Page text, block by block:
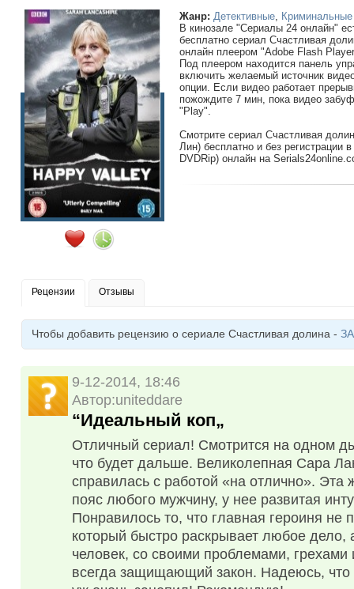
Жанр: Детективные, Криминальные
В кинозале "Сериалы 24 онлайн"
бесплатно сериал Счастливая
онлайн плеером "Adobe Flash
Под плеером находится панель
включить желаемый источник
опции. Если видео работает
пожождите 7 мин, пока видео
"Play".
Смотрите сериал Счастливая
Лин) бесплатно и без регистрации
DVDRip) онлайн на
Рецензии
Чтобы добавить рецензию о сериале Счастливая долина -
9-12-2014, 18:46
Автор:uniteddare
“Идеальный коп„
Отличный сериал! Смотрится на одном
что будет дальше. Великолепная Сара
справилась с работой «на отлично». Эта
пояс любого мужчину, у нее развитая
Понравилось то, что главная героиня не
который быстро раскрывает любое дело,
человек, со своими проблемами,
всегда защищающий закон. Надеюсь, что
Отзывы